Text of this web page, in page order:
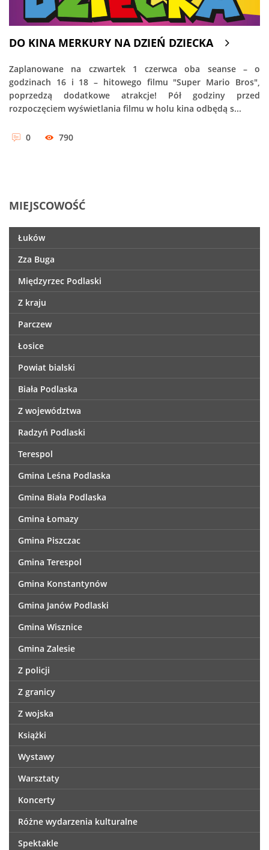
DO KINA MERKURY NA DZIEŃ DZIECKA
Zaplanowane na czwartek 1 czerwca oba seanse – o
godzinach 16 i 18 – hitowego filmu "Super Mario Bros",
poprzedzą dodatkowe atrakcje! Pół godziny przed
rozpoczęciem wyświetlania filmu w holu kina odbędą s...
0 790
MIEJSCOWOŚĆ
Łuków
Zza Buga
Międzyrzec Podlaski
Z kraju
Parczew
Łosice
Powiat bialski
Biała Podlaska
Z województwa
Radzyń Podlaski
Terespol
Gmina Leśna Podlaska
Gmina Biała Podlaska
Gmina Łomazy
Gmina Piszczac
Gmina Terespol
Gmina Konstantynów
Gmina Janów Podlaski
Gmina Wisznice
Gmina Zalesie
Z policji
Z granicy
Z wojska
Książki
Wystawy
Warsztaty
Koncerty
Różne wydarzenia kulturalne
Spektakle